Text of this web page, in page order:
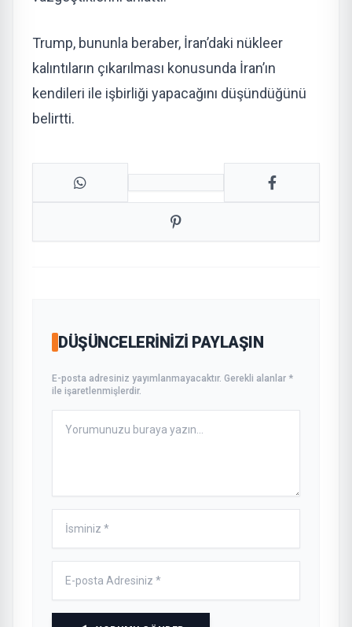
Trump, bununla beraber, İran’daki nükleer
kalıntıların çıkarılması konusunda İran’ın
kendileri ile işbirliği yapacağını düşündüğünü
belirtti.
DÜŞÜNCELERINIZI PAYLAŞIN
E-posta adresiniz yayımlanmayacaktır. Gerekli alanlar *
ile işaretlenmişlerdir.